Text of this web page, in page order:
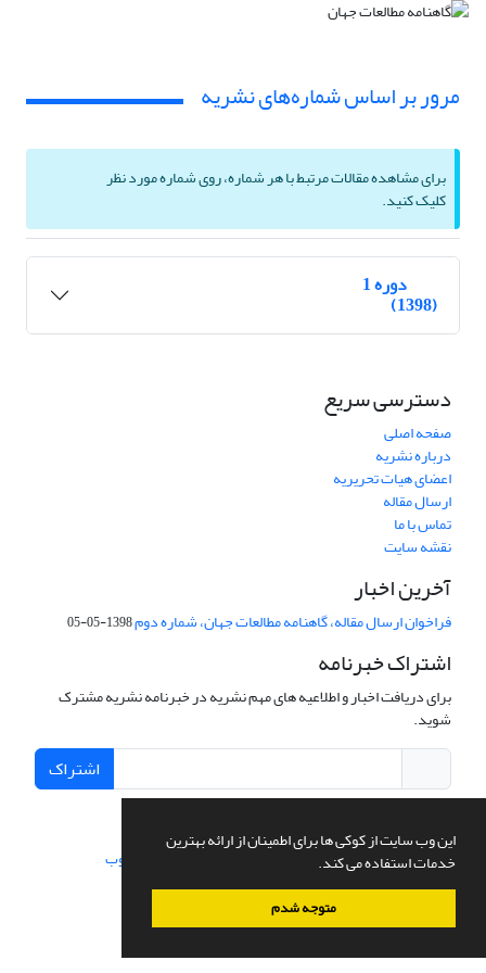
این وب سایت از کوکی ها برای اطمینان از ارائه بهترین
خدمات استفاده می کند.
متوجه شدم
مرور بر اساس شماره‌های نشریه
برای مشاهده مقالات مرتبط با هر شماره، روی شماره مورد نظر
کلیک کنید.
دوره 1
(1398)
دسترسی سریع
صفحه اصلی
درباره نشریه
اعضای هیات تحریریه
ارسال مقاله
تماس با ما
نقشه سایت
آخرین اخبار
فراخوان ارسال مقاله، گاهنامه مطالعات جهان، شماره دوم1398-05-05
اشتراک خبرنامه
برای دریافت اخبار و اطلاعیه های مهم نشریه در خبرنامه نشریه مشترک
شوید.
اشتراک
سامانه مدیریت نشریات علمی. سیناوب